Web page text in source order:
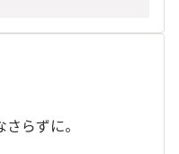
らずに。